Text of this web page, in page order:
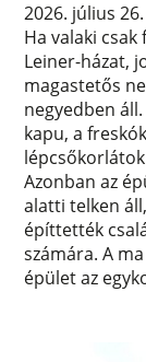
2026. július
Ha valaki
Leiner-házat,
magastetős
negyedben
kapu, a
Azonban az
alatti telken
építtették
számára. A
épület az